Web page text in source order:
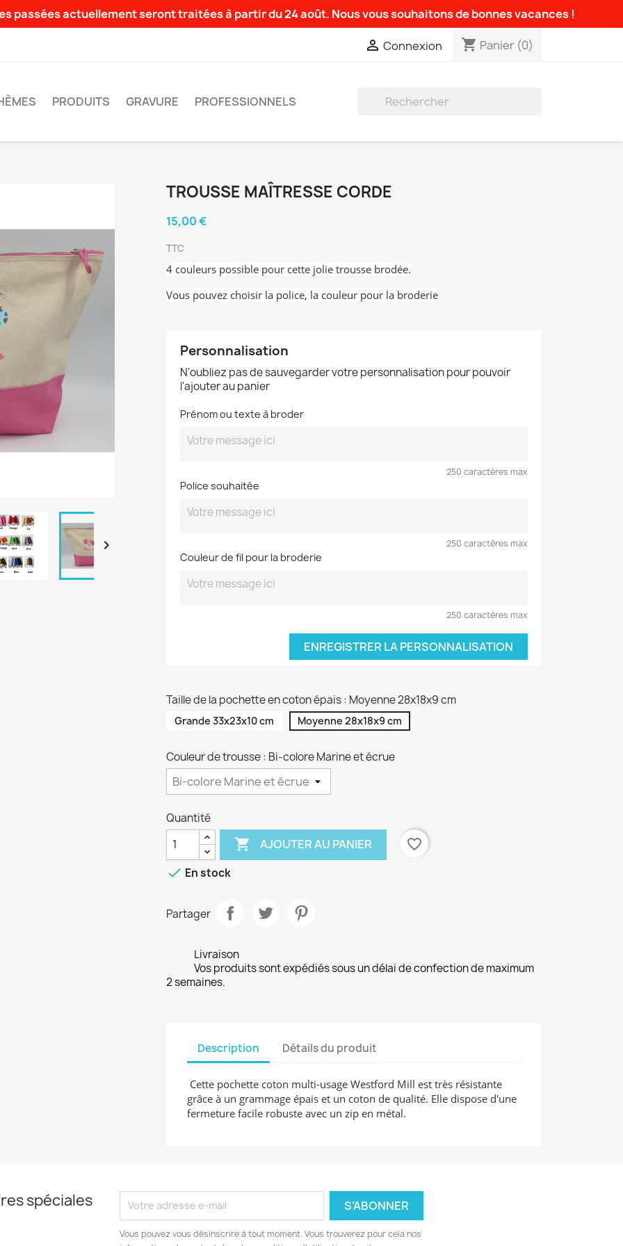
passées actuellement seront traitées à partir du 24 août. Nous vous souhaitons de bonnes vacances !
 Connexion shopping_cart Panier (0)
PRODUITS GRAVURE PROFESSIONNELS

TROUSSE MAÎTRESSE CORDE
15,00 €
TTC
4 couleurs possible pour cette jolie trousse brodée.
Vous pouvez choisir la police, la couleur pour la broderie
Personnalisation
N'oubliez pas de sauvegarder votre personnalisation pour pouvoir
l'ajouter au panier
Prénom ou texte à broder
250 caractères max
Police souhaitée
250 caractères max
Couleur de fil pour la broderie
250 caractères max
ENREGISTRER LA PERSONNALISATION
Taille de la pochette en coton épais : Moyenne 28x18x9 cm
Grande 33x23x10 cm Moyenne 28x18x9 cm
Couleur de trousse : Bi-colore Marine et écrue
Quantité
 AJOUTER AU PANIER
favorite_border
 En stock
Partager
Livraison
Vos produits sont expédiés sous un délai de confection de maximum
2 semaines.
Description Détails du produit
Cette pochette coton multi-usage Westford Mill est très résistante
grâce à un grammage épais et un coton de qualité. Elle dispose d'une
fermeture facile robuste avec un zip en métal.
spéciales
Vous pouvez vous désinscrire à tout moment. Vous trouverez pour cela nos